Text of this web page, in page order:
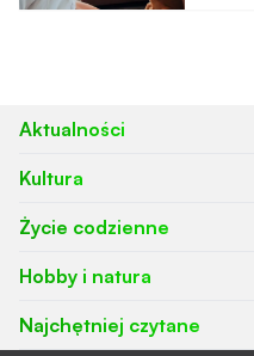
Aktualności
Kultura
Życie codzienne
Hobby i natura
Najchętniej czytane